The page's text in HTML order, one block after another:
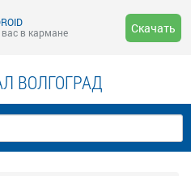
в кармане
Скачать
ВОЛГОГРАД